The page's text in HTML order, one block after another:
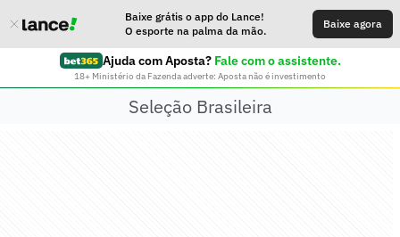
Baixe grátis o app do Lance!
O esporte na palma da mão.
Baixe agora
Ajuda com Aposta? Fale com o assistente.
18+ Ministério da Fazenda adverte: Aposta não é investimento
Seleção Brasileira